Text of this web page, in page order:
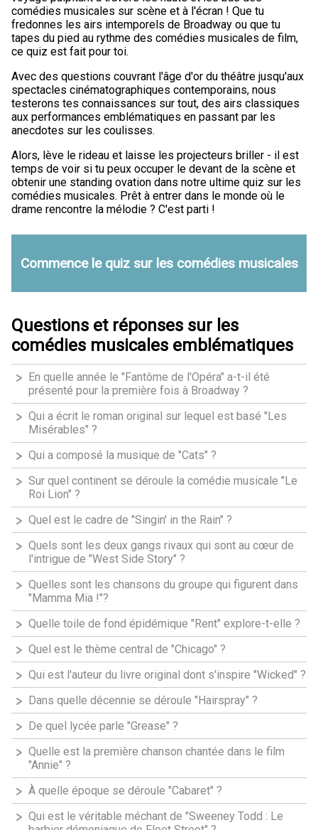
comédies musicales sur scène et à l'écran ! Que tu
fredonnes les airs intemporels de Broadway ou que tu
tapes du pied au rythme des comédies musicales de film,
ce quiz est fait pour toi.
Avec des questions couvrant l'âge d'or du théâtre jusqu'aux
spectacles cinématographiques contemporains, nous
testerons tes connaissances sur tout, des airs classiques
aux performances emblématiques en passant par les
anecdotes sur les coulisses.
Alors, lève le rideau et laisse les projecteurs briller - il est
temps de voir si tu peux occuper le devant de la scène et
obtenir une standing ovation dans notre ultime quiz sur les
comédies musicales. Prêt à entrer dans le monde où le
drame rencontre la mélodie ? C'est parti !
Commence le quiz sur les comédies musicales
Questions et réponses sur les
comédies musicales emblématiques
En quelle année le "Fantôme de l'Opéra" a-t-il été
présenté pour la première fois à Broadway ?
Qui a écrit le roman original sur lequel est basé "Les
Misérables" ?
Qui a composé la musique de "Cats" ?
Sur quel continent se déroule la comédie musicale "Le
Roi Lion" ?
Quel est le cadre de "Singin' in the Rain" ?
Quels sont les deux gangs rivaux qui sont au cœur de
l'intrigue de "West Side Story" ?
Quelles sont les chansons du groupe qui figurent dans
"Mamma Mia !"?
Quelle toile de fond épidémique "Rent" explore-t-elle ?
Quel est le thème central de "Chicago" ?
Qui est l'auteur du livre original dont s'inspire "Wicked" ?
Dans quelle décennie se déroule "Hairspray" ?
De quel lycée parle "Grease" ?
Quelle est la première chanson chantée dans le film
"Annie" ?
À quelle époque se déroule "Cabaret" ?
Qui est le véritable méchant de "Sweeney Todd : Le